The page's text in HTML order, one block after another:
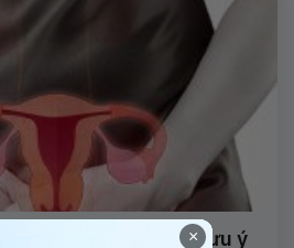
và những điều cần lưu ý
×